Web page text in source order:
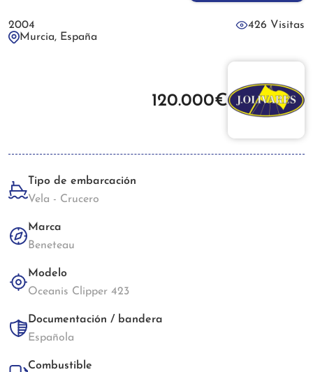
2004
426 Visitas
Murcia, España
120.000€
Tipo de embarcación
Vela - Crucero
Marca
Beneteau
Modelo
Oceanis Clipper 423
Documentación / bandera
Española
Combustible